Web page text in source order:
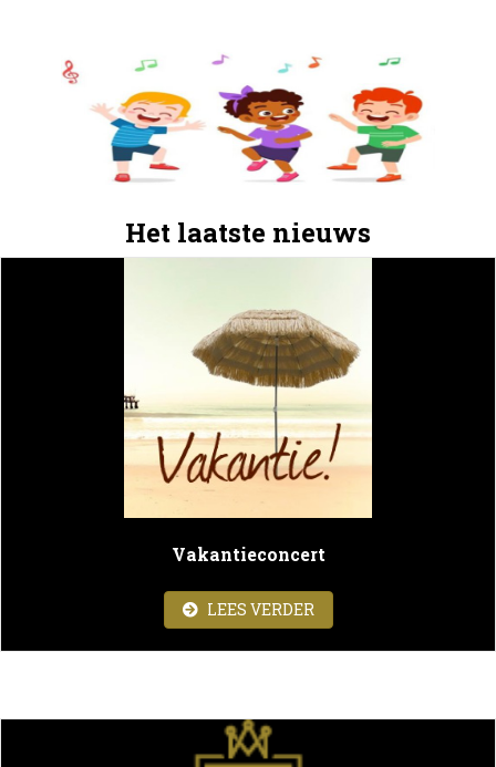
Het laatste nieuws
Vakantieconcert
LEES VERDERABOUT